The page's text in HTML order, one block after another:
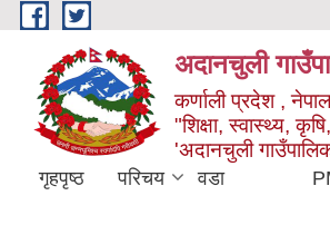
Skip to main content
अदानचुली
कर्णाली प्रदेश , नेपाल
"शिक्षा, स्वास्थ्य,
'अदानचुली
गृहपृष्ठ परिचय वडा